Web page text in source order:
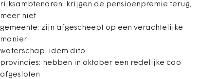
rijksambtenaren: krijgen de pensioenpremie terug,
meer niet
gemeente: zijn afgescheept op een verachtelijke
manier
waterschap: idem dito
provincies: hebben in oktober een redelijke cao
afgesloten